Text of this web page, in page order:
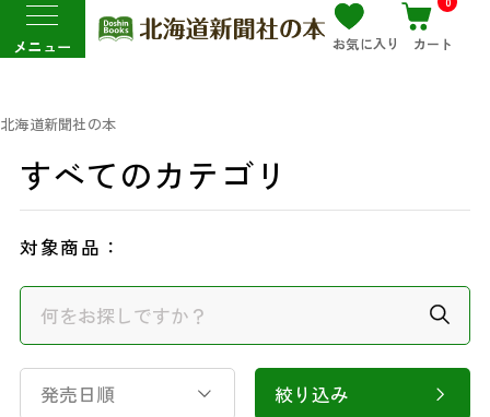
メニュー お気に入り カート
北海道新聞社の本
すべてのカテゴリ
対象商品：
発売日順 絞り込み